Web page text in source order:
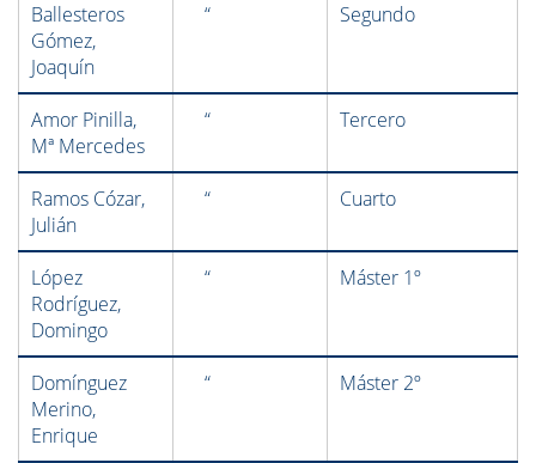
Ballesteros
Gómez,
Joaquín
“ Segundo
Amor Pinilla,
Mª Mercedes
“ Tercero
Ramos Cózar,
Julián
“ Cuarto
López
Rodríguez,
Domingo
“ Máster 1º
Domínguez
Merino,
Enrique
“ Máster 2º